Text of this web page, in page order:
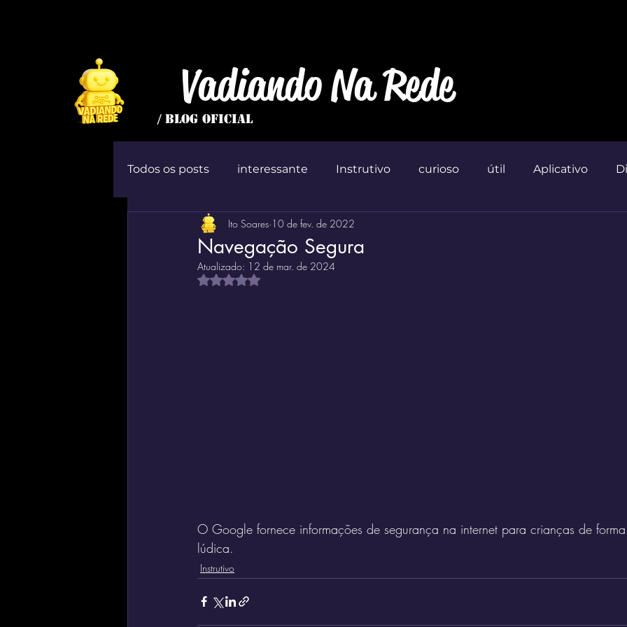
Vadiando Na Rede
/ BLOG OFICIAL
Todos os posts interessante Instrutivo curioso útil Aplicativo
Jogo ócio Marketin'
Navegação Segura
Ito Soares 10 de fev. de 2022
Atualizado: 12 de mar. de 2024
Avaliado com NaN de 5 estrelas.
O Google fornece informações de segurança na internet para crianças de
lúdica.
Instrutivo